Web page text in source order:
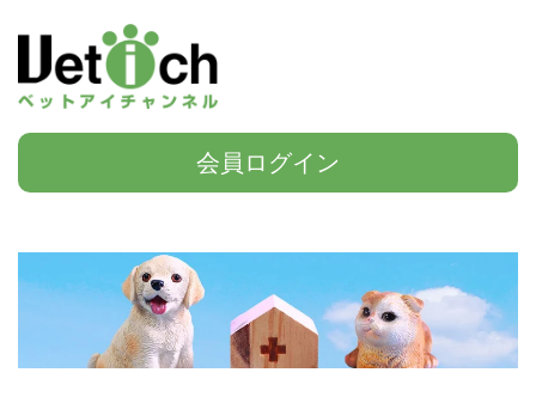
会員ログイン